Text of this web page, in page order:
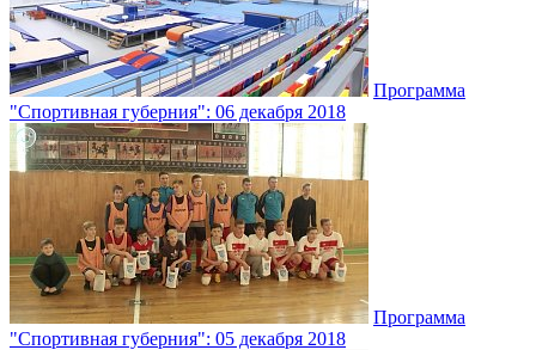
Программа
"Спортивная губерния": 06 декабря 2018
Программа
"Спортивная губерния": 05 декабря 2018